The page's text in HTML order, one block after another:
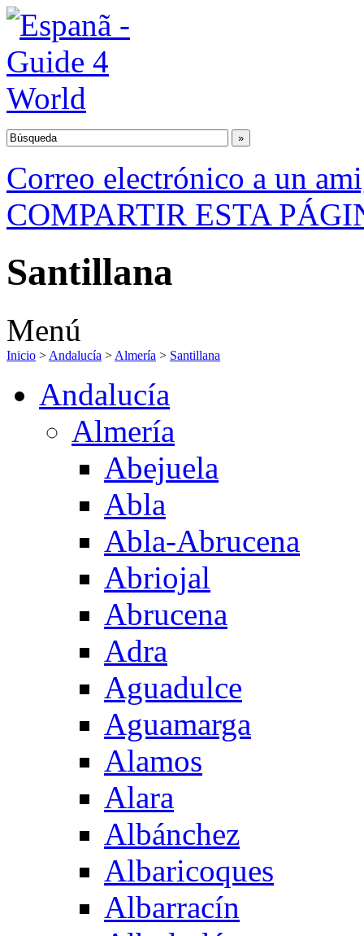
Correo electrónico a un
COMPARTIR ESTA
Santillana
Menú
Inicio > Andalucía > Almería > Santillana
Andalucía
Almería
Abejuela
Abla
Abla-Abrucena
Abriojal
Abrucena
Adra
Aguadulce
Aguamarga
Alamos
Alara
Albánchez
Albaricoques
Albarracín